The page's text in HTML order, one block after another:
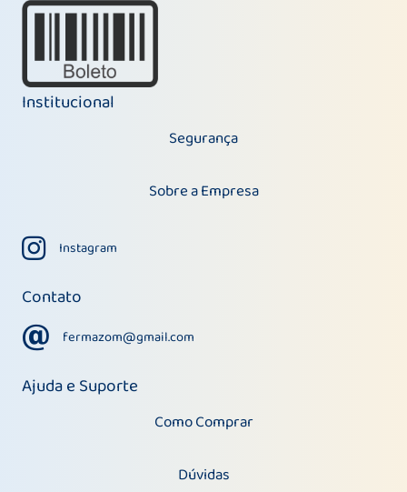
Institucional
Segurança
Sobre a Empresa
InstagramInstagram
Contato
fermazom@gmail.com
fermazom@gmail.com
Ajuda e Suporte
Como Comprar
Dúvidas